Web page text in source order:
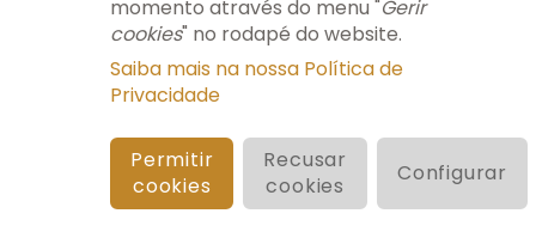
momento através do menu "Gerir
cookies" no rodapé do website.
Saiba mais na nossa Política de
Privacidade
Permitir
cookies
Recusar
cookies
Configurar